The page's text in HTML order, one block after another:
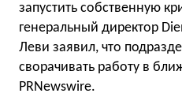
запустить собственную
генеральный директор
Леви заявил, что
сворачивать работу в
PRNewswire.